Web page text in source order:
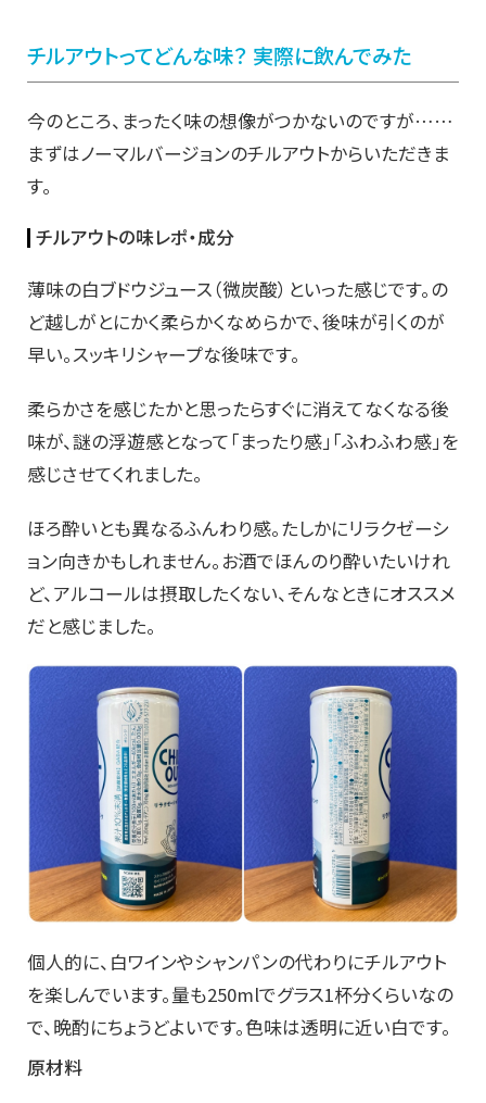
チルアウトってどんな味？ 実際に飲んでみた
今のところ、まったく味の想像がつかないのですが……
まずはノーマルバージョンのチルアウトからいただきま
す。
チルアウトの味レポ・成分
薄味の白ブドウジュース（微炭酸）といった感じです。の
ど越しがとにかく柔らかくなめらかで、後味が引くのが
早い。スッキリシャープな後味です。
柔らかさを感じたかと思ったらすぐに消えてなくなる後
味が、謎の浮遊感となって「まったり感」「ふわふわ感」を
感じさせてくれました。
ほろ酔いとも異なるふんわり感。たしかにリラクゼーシ
ョン向きかもしれません。お酒でほんのり酔いたいけれ
ど、アルコールは摂取したくない、そんなときにオススメ
だと感じました。
個人的に、白ワインやシャンパンの代わりにチルアウト
を楽しんでいます。量も250mlでグラス1杯分くらいなの
で、晩酌にちょうどよいです。色味は透明に近い白です。
原材料